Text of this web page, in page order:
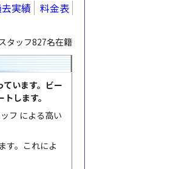
実績
料金表
タッフ827名在籍
います。ビー
します。
フ による高い
す。これによ